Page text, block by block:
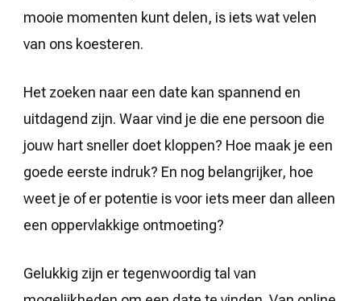
mooie momenten kunt delen, is iets wat velen
van ons koesteren.
Het zoeken naar een date kan spannend en
uitdagend zijn. Waar vind je die ene persoon die
jouw hart sneller doet kloppen? Hoe maak je een
goede eerste indruk? En nog belangrijker, hoe
weet je of er potentie is voor iets meer dan alleen
een oppervlakkige ontmoeting?
Gelukkig zijn er tegenwoordig tal van